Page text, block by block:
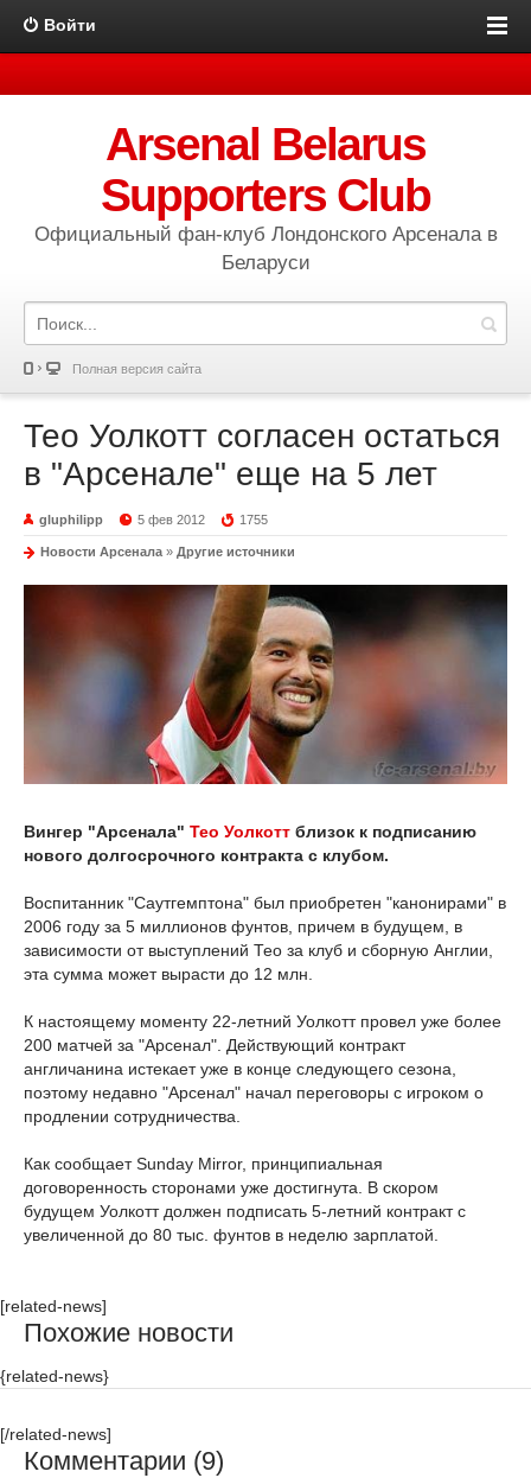
Войти
Arsenal Belarus
Supporters Club
Официальный фан-клуб Лондонского Арсенала в
Беларуси
Полная версия сайта
Тео Уолкотт согласен остаться
в "Арсенале" еще на 5 лет
gluphilipp 5 фев 2012 1755
Новости Арсенала » Другие источники
Вингер "Арсенала" Тео Уолкотт близок к подписанию
нового долгосрочного контракта с клубом.
Воспитанник "Саутгемптона" был приобретен "канонирами" в
2006 году за 5 миллионов фунтов, причем в будущем, в
зависимости от выступлений Тео за клуб и сборную Англии,
эта сумма может вырасти до 12 млн.
К настоящему моменту 22-летний Уолкотт провел уже более
200 матчей за "Арсенал". Действующий контракт
англичанина истекает уже в конце следующего сезона,
поэтому недавно "Арсенал" начал переговоры с игроком о
продлении сотрудничества.
Как сообщает Sunday Mirror, принципиальная
договоренность сторонами уже достигнута. В скором
будущем Уолкотт должен подписать 5-летний контракт с
увеличенной до 80 тыс. фунтов в неделю зарплатой.
[related-news]
Похожие новости
{related-news}
[/related-news]
Комментарии (9)